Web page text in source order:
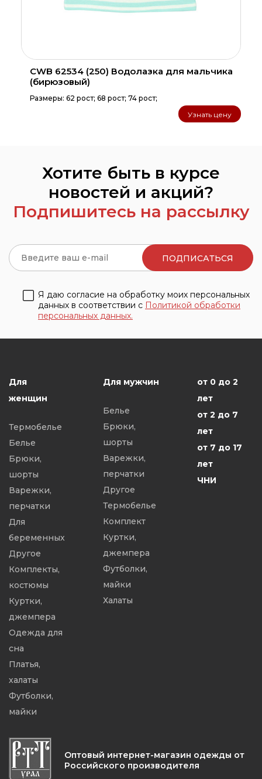
CWB 62534 (250) Водолазка для мальчика
(бирюзовый)
Размеры: 62 рост; 68 рост; 74 рост;
Узнать цену
Хотите быть в курсе
новостей и акций?
Подпишитесь на рассылку
Я даю согласие на обработку моих персональных
данных в соответствии с Политикой обработки
персональных данных.
Для
женщин
Термобелье
Белье
Брюки,
шорты
Варежки,
перчатки
Для
беременных
Другое
Комплекты,
костюмы
Куртки,
джемпера
Одежда для
сна
Платья,
халаты
Футболки,
майки
Для мужчин
Белье
Брюки,
шорты
Варежки,
перчатки
Другое
Термобелье
Комплект
Куртки,
джемпера
Футболки,
майки
Халаты
от 0 до 2
лет
от 2 до 7
лет
от 7 до 17
лет
ЧНИ
Оптовый интернет-магазин одежды от
Российского производителя